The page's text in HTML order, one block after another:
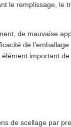
le remplissage, le
de mauvaise
de
important
de scellage par